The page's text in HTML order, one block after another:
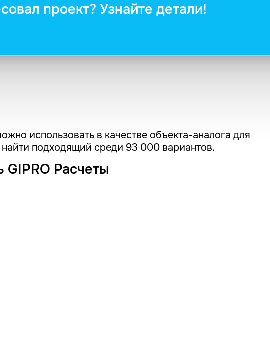
проект? Узнайте детали!
использовать в качестве объекта-аналога для
подходящий среди 93 000 вариантов.
GIPRO Расчеты